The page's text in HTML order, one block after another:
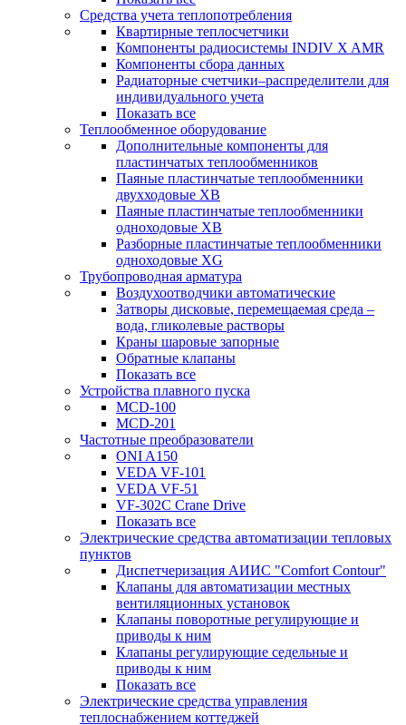
Средства учета теплопотребления
Квартирные теплосчетчики
Компоненты радиосистемы INDIV X AMR
Компоненты сбора данных
Радиаторные счетчики–распределители для
индивидуального учета
Показать все
Теплообменное оборудование
Дополнительные компоненты для
пластинчатых теплообменников
Паяные пластинчатые теплообменники
двухходовые XB
Паяные пластинчатые теплообменники
одноходовые ХВ
Разборные пластинчатые теплообменники
одноходовые ХG
Трубопроводная арматура
Воздухоотводчики автоматические
Затворы дисковые, перемещаемая среда –
вода, гликолевые растворы
Краны шаровые запорные
Обратные клапаны
Показать все
Устройства плавного пуска
MCD-100
MCD-201
Частотные преобразователи
ONI A150
VEDA VF-101
VEDA VF-51
VF-302C Crane Drive
Показать все
Электрические средства автоматизации тепловых
пунктов
Диспетчеризация АИИС "Comfort Contour"
Клапаны для автоматизации местных
вентиляционных установок
Клапаны поворотные регулирующие и
приводы к ним
Клапаны регулирующие седельные и
приводы к ним
Показать все
Электрические средства управления
теплоснабжением коттеджей